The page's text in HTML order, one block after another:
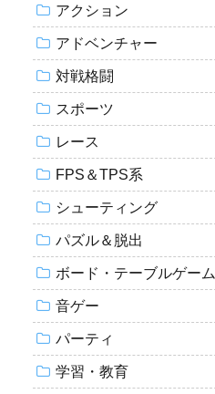
アクション
アドベンチャー
対戦格闘
スポーツ
レース
FPS＆TPS系
シューティング
パズル＆脱出
ボード・テーブルゲーム
音ゲー
パーティ
学習・教育